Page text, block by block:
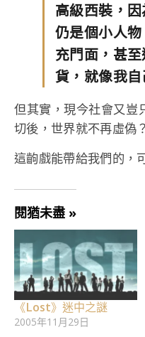
高級西裝，
仍是個小人
充門面，甚
貨，就像我自
但其實，現今社會又豈
切後，世界就不再虛偽？
這齣戲能帶給我們的，
閱猶未盡 »
《Lost》迷中之謎
2005年11月29日